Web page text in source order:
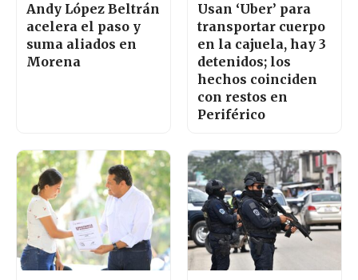
Andy López Beltrán
acelera el paso y
suma aliados en
Morena
Usan ‘Uber’ para
transportar cuerpo
en la cajuela, hay 3
detenidos; los
hechos coinciden
con restos en
Periférico